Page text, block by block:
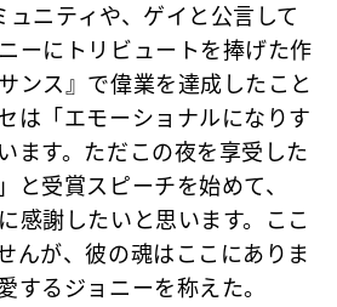
ュニティや、ゲイと公言して
ーにトリビュートを捧げた作
ンス』で偉業を達成したこと
は「エモーショナルになりす
ます。ただこの夜を享受した
と受賞スピーチを始めて、
感謝したいと思います。ここ
んが、彼の魂はここにありま
するジョニーを称えた。